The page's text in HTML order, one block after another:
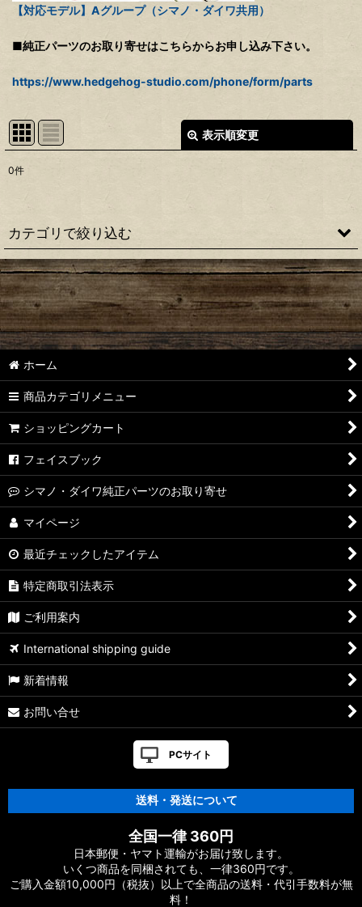
【対応モデル】Aグループ（シマノ・ダイワ共用）
■純正パーツのお取り寄せはこちらからお申し込み下さい。
https://www.hedgehog-studio.com/phone/form/parts
表示順変更
並び順
絞り込む
0件
カテゴリで絞り込む
【シマノ】22ステラ［STELLA］対応 カスタムパーツ
【シマノ】18-19ステラ［STELLA］対応 カスタムパーツ
【シマノ】14ステラ［STELLA］対応 カスタムパーツ
【シマノ】10ステラ［STELLA］対応 カスタムパーツ
【シマノ】07ステラ［STELLA］対応 カスタムパーツ
【シマノ】19-22ステラSW［STELLA SW］対応 カスタムパー
ツ
【シマノ】08ステラSW［STELLA SW］対応 カスタムパーツ
【シマノ】01ステラSW［STELLA SW］対応 カスタムパーツ
ーツ
17ヴァンキッシュFW用
FW［VANQUISH］対応 カスタムパーツ
【シマノ】12-13ヴァンキッシュ&リミテッド［VANQUISH］
対応 カスタムパーツ
【シマノ】19ストラディック［STRADIC］対応 カスタムパー
ツ
ホーム
商品カテゴリメニュー
ショッピングカート
フェイスブック
シマノ・ダイワ純正パーツのお取り寄せ
マイページ
最近チェックしたアイテム
特定商取引法表示
ご利用案内
International shipping guide
新着情報
お問い合せ
PCサイト
送料・発送について
全国一律 360円
日本郵便・ヤマト運輸がお届け致します。
いくつ商品を同梱されても、一律360円です。
ご購入金額10,000円（税抜）以上で全商品の送料・代引手数料が無
料！